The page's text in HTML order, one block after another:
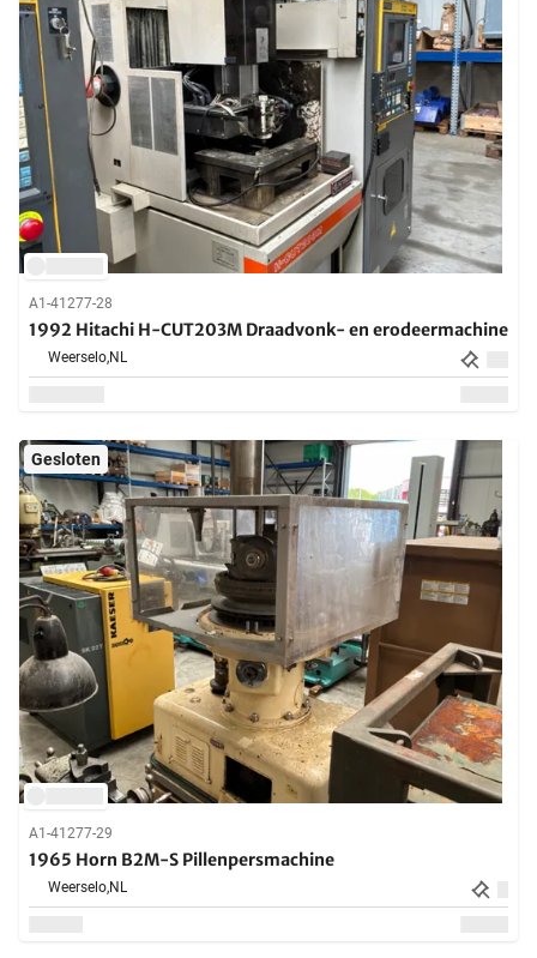
A1-41277-28
1992 Hitachi H-CUT203M Draadvonk- en erodeermachine
Weerselo,NL
Gesloten
A1-41277-29
1965 Horn B2M-S Pillenpersmachine
Weerselo,NL